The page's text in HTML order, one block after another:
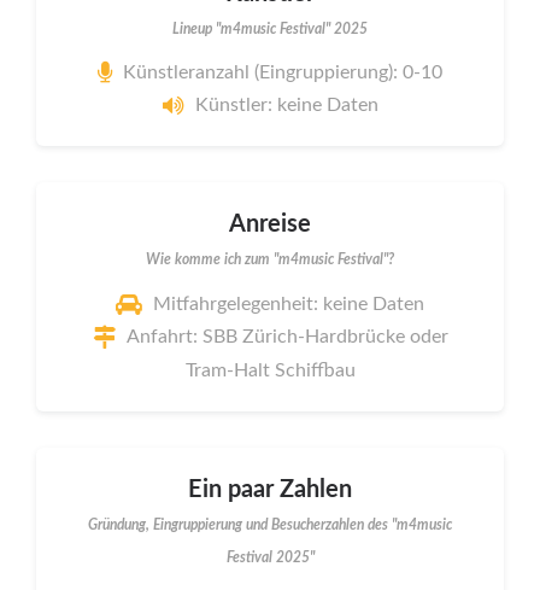
Lineup "m4music Festival" 2025
Künstleranzahl (Eingruppierung): 0-10
Künstler: keine Daten
Anreise
Wie komme ich zum "m4music Festival"?
Mitfahrgelegenheit: keine Daten
Anfahrt: SBB Zürich-Hardbrücke oder
Tram-Halt Schiffbau
Ein paar Zahlen
Gründung, Eingruppierung und Besucherzahlen des "m4music
Festival 2025"